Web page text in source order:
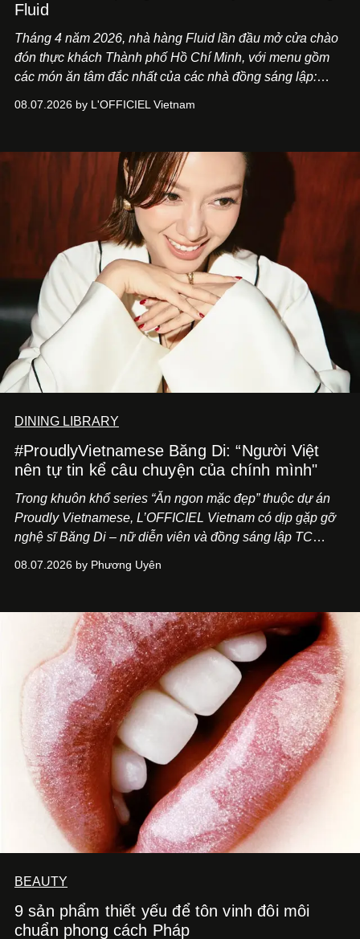
Fluid
Tháng 4 năm 2026, nhà hàng Fluid lần đầu mở cửa chào
đón thực khách Thành phố Hồ Chí Minh, với menu gồm
các món ăn tâm đắc nhất của các nhà đồng sáng lập:
món ăn đa dạng từ Á đến Âu nhanh chóng được yêu thích
mang đến niềm vui cho thực khách.
08.07.2026 by L'OFFICIEL Vietnam
DINING LIBRARY
#ProudlyVietnamese Băng Di: “Người Việt
nên tự tin kể câu chuyện của chính mình"
Trong khuôn khổ series “Ăn ngon mặc đẹp” thuộc dự án
Proudly Vietnamese, L’OFFICIEL Vietnam có dịp gặp gỡ
nghệ sĩ Băng Di – nữ diễn viên và đồng sáng lập TC
Kitchen Bar và SALEM tại TP.HCM.
08.07.2026 by Phương Uyên
BEAUTY
9 sản phẩm thiết yếu để tôn vinh đôi môi
chuẩn phong cách Pháp